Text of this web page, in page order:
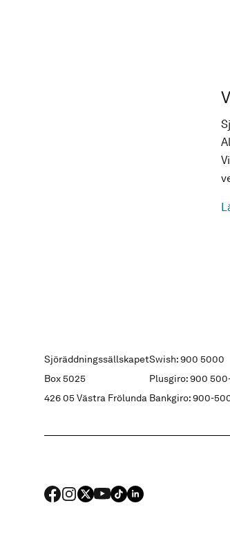
Sjöräddningssällskapet
Box 5025
426 05 Västra Frölunda
Swish: 900 5000
Plusgiro: 900
Bankgiro: 900-
FACEBOOK
Instagram
X YouTube
TIKTOKLINKED IN